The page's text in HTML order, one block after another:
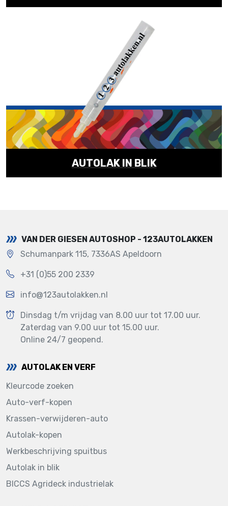
AUTOLAK IN BLIK
VAN DER GIESEN AUTOSHOP - 123AUTOLAKKEN
Schumanpark 115, 7336AS Apeldoorn
+31 (0)55 200 2339
info@123autolakken.nl
Dinsdag t/m vrijdag van 8.00 uur tot 17.00 uur.
Zaterdag van 9.00 uur tot 15.00 uur.
Online 24/7 geopend.
AUTOLAK EN VERF
Kleurcode zoeken
Auto-verf-kopen
Krassen-verwijderen-auto
Autolak-kopen
Werkbeschrijving spuitbus
Autolak in blik
BICCS Agrideck industrielak